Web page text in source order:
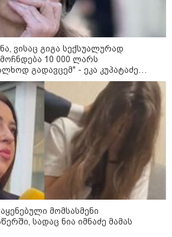
სამოგზაურო დაზღვევა და
ინტერნეტი
ვისაც გიგა სექსუალურად
10 000 ლარს
გადავცემ" - ეკა კუპატაძე
მომსასმენი
სადაც ნია იმნაძე მამას